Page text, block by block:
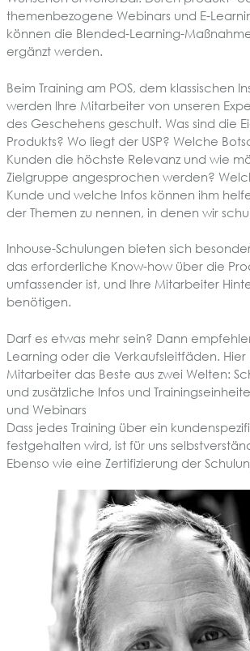
themenbezogene Webinars und E-
können die Blended-Learning-
ergänzt werden.
Beim Training am POS, dem klassischen
werden Ihre Mitarbeiter von unseren
des Geschehens geschult. Was sind die
Produkts? Wo liegt der USP? Welche
Kunden die höchste Relevanz und wie
Zielgruppe angesprochen werden?
Kunde und welche Infos können ihm
der Themen zu nennen, in denen wir
Inhouse-Schulungen bieten sich
das erforderliche Know-how über die
umfassender ist, und Ihre Mitarbeiter
benötigen.
Darf es etwas mehr sein? Dann
Learning oder die Verkaufsleitfäden.
Mitarbeiter das Beste aus zwei Welten:
und zusätzliche Infos und
und Webinars
Dass jedes Training über ein
festgehalten wird, ist für uns
Ebenso wie eine Zertifizierung der